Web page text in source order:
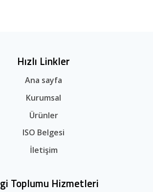
Hızlı Linkler
Ana sayfa
Kurumsal
Ürünler
ISO Belgesi
İletişim
Toplumu Hizmetleri